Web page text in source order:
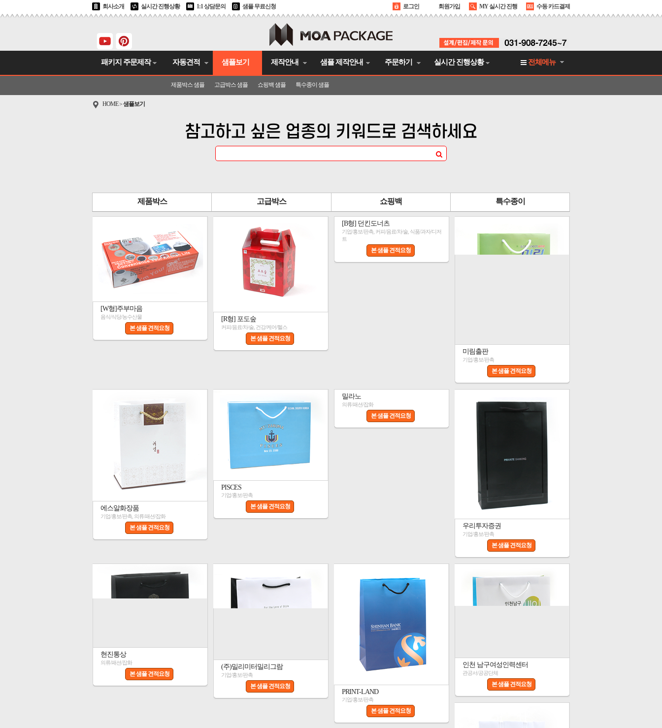
회사소개 실시간 진행상황 1:1 상담문의 샘플 무료신청 로그인 회원가입 MY 실시간 진행 수동 카드결제
전체메뉴
패키지 주문제작 자동견적 샘플보기
제품박스 샘플 고급박스 샘플 쇼핑백 샘플 특수종이 샘플
제작안내 샘플 제작안내 주문하기 실시간 진행상황
HOME>샘플보기
참고하고 싶은 업종의 키워드로 검색하세요
제품박스 고급박스 쇼핑백 특수종이
[W형]주부마음
음식/식당/농수산물
본 샘플 견적요청
[R형] 포도숲
커피/음료/차/술, 건강/케어/헬스
본 샘플 견적요청
[B형] 던킨도너츠
기업/홍보/판촉, 커피/음료/차/술, 식품/과자/디저
트
본 샘플 견적요청
미림출판
기업/홍보/판촉
본 샘플 견적요청
에스알화장품
기업/홍보/판촉, 의류/패션/잡화
본 샘플 견적요청
PISCES
기업/홍보/판촉
본 샘플 견적요청
밀라노
의류/패션/잡화
본 샘플 견적요청
우리투자증권
기업/홍보/판촉
본 샘플 견적요청
현진통상
의류/패션/잡화
본 샘플 견적요청
(주)밀리미터밀리그람
기업/홍보/판촉
본 샘플 견적요청
PRINT-LAND
기업/홍보/판촉
본 샘플 견적요청
인천 남구여성인력센터
관공서/공공단체
본 샘플 견적요청